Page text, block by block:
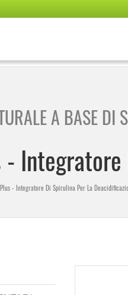
A BASE DI
- Integratore Di Spirulina Per La